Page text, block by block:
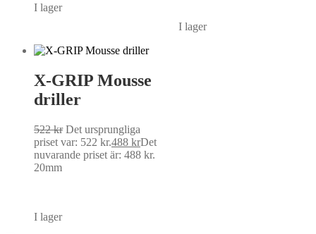
I lager
I lager
X-GRIP Mousse
driller
522kr Det ursprungliga
priset var: 522 kr.488 krDet
nuvarande priset är: 488 kr.
20mm
I lager